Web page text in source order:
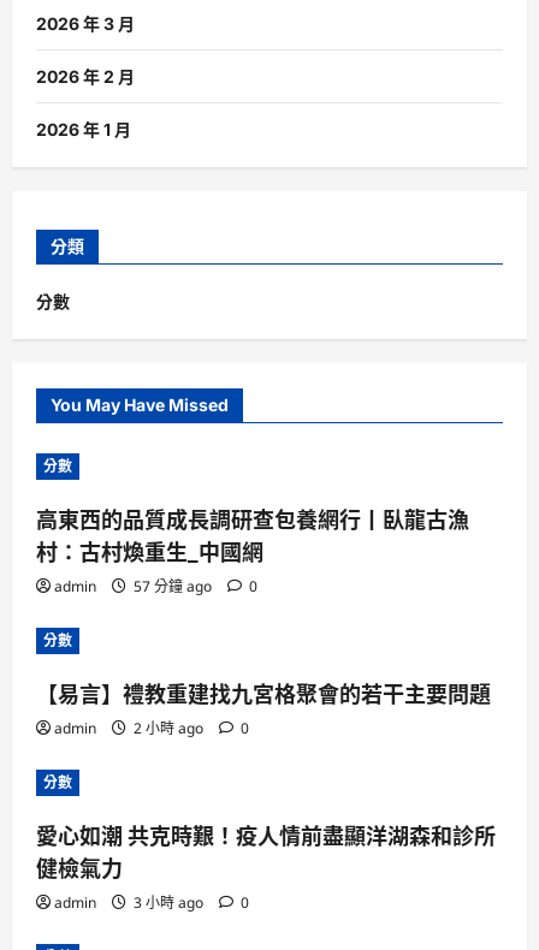
2026 年 3 月
2026 年 2 月
2026 年 1 月
分類
分數
You May Have Missed
分數
高東西的品質成長調研查包養網行丨臥龍古漁
村：古村煥重生_中國網
admin 57 分鐘 ago 0
分數
【易言】禮教重建找九宮格聚會的若干主要問題
admin 2 小時 ago 0
分數
愛心如潮 共克時艱！疫人情前盡顯洋湖森和診所
健檢氣力
admin 3 小時 ago 0